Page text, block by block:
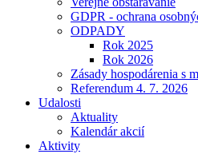
GDPR - ochrana
ODPADY
Rok 2025
Rok 2026
Zásady hospodárenia s
Referendum 4. 7. 2026
Udalosti
Aktuality
Kalendár akcií
Aktivity